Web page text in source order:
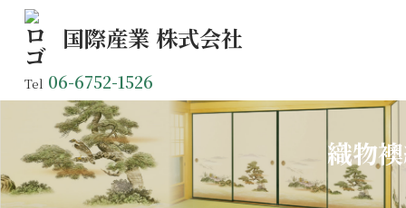
国際産業 株式会社
Tel 06-6752-1526
織物